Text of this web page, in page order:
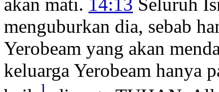
menguburkan dia, sebab
Yerobeam yang akan
keluarga Yerobeam hanya